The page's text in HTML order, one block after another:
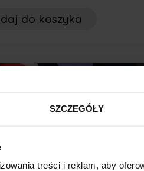
SZCZEGÓŁY
treści i reklam, aby
do koszyka